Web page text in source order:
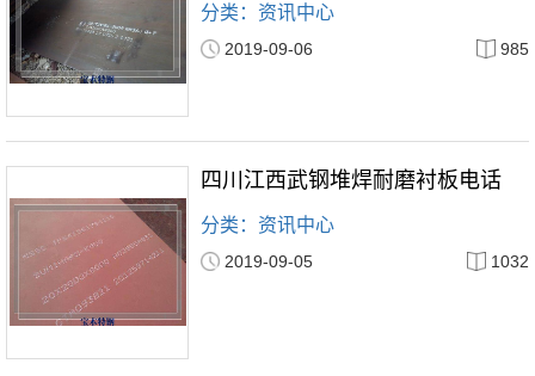
分类：资讯中心
2019-09-06 985
四川江西武钢堆焊耐磨衬板电话
分类：资讯中心
2019-09-05 1032